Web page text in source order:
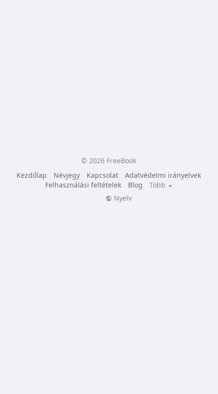
© 2026 FreeBook
Kezdőlap
Névjegy Kapcsolat
Adatvédelmi irányelvek
Felhasználási feltételek
Blog
Több
Nyelv